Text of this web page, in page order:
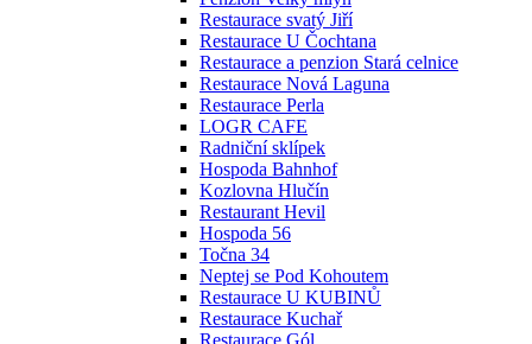
Restaurace svatý Jiří
Restaurace U Čochtana
Restaurace a penzion Stará celnice
Restaurace Nová Laguna
Restaurace Perla
LOGR CAFE
Radniční sklípek
Hospoda Bahnhof
Kozlovna Hlučín
Restaurant Hevil
Hospoda 56
Točna 34
Neptej se Pod Kohoutem
Restaurace U KUBINŮ
Restaurace Kuchař
Restaurace Gól